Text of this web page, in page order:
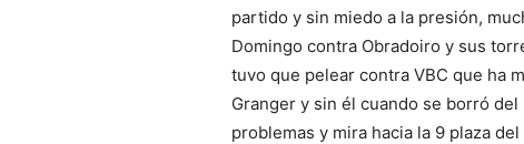
partido y sin miedo a la presión,
Domingo contra Obradoiro y sus
tuvo que pelear contra VBC que ha
Granger y sin él cuando se borró
problemas y mira hacia la 9 plaza